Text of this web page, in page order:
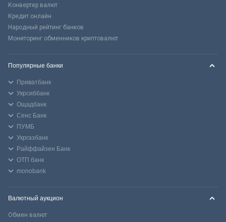
Конвертер валют
Кредит онлайн
Народный рейтинг банков
Мониторинг обменников криптовалют
Популярные банки
Приватбанк
Укрсиббанк
Ощадбанк
Сенс Банк
ПУМБ
Укргазбанк
Райффайзен Банк
ОТП банк
monobank
Валютный аукцион
Обмен валют